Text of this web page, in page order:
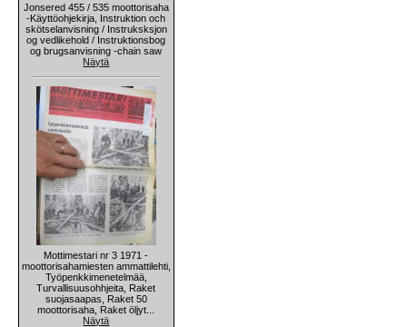
Jonsered 455 / 535 moottorisaha
-Käyttöohjekirja, Instruktion och
skötselanvisning / Instruksksjon
og vedlikehold / Instruktionsbog
og brugsanvisning -chain saw
Näytä
Mottimestari nr 3 1971 -
moottorisahamiesten ammattilehti,
Työpenkkimenetelmää,
Turvallisuusohhjeita, Raket
suojasaapas, Raket 50
moottorisaha, Raket öljyt...
Näytä